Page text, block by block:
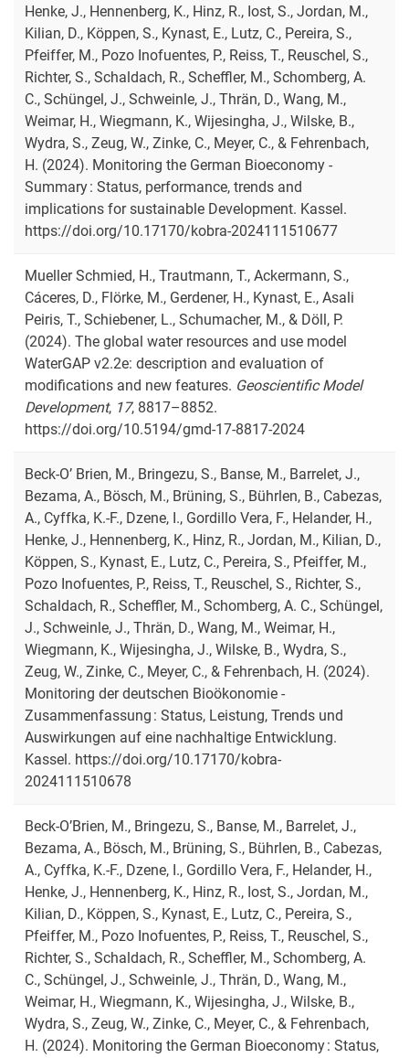
Henke, J., Hennenberg, K., Hinz, R., Iost, S., Jordan, M.,
Kilian, D., Köppen, S., Kynast, E., Lutz, C., Pereira, S.,
Pfeiffer, M., Pozo Inofuentes, P., Reiss, T., Reuschel, S.,
Richter, S., Schaldach, R., Scheffler, M., Schomberg, A.
C., Schüngel, J., Schweinle, J., Thrän, D., Wang, M.,
Weimar, H., Wiegmann, K., Wijesingha, J., Wilske, B.,
Wydra, S., Zeug, W., Zinke, C., Meyer, C., & Fehrenbach,
H. (2024). Monitoring the German Bioeconomy -
Summary : Status, performance, trends and
implications for sustainable Development. Kassel.
https://doi.org/10.17170/kobra-2024111510677
Mueller Schmied, H., Trautmann, T., Ackermann, S.,
Cáceres, D., Flörke, M., Gerdener, H., Kynast, E., Asali
Peiris, T., Schiebener, L., Schumacher, M., & Döll, P.
(2024). The global water resources and use model
WaterGAP v2.2e: description and evaluation of
modifications and new features. Geoscientific Model
Development, 17, 8817–8852.
https://doi.org/10.5194/gmd-17-8817-2024
Beck-O’ Brien, M., Bringezu, S., Banse, M., Barrelet, J.,
Bezama, A., Bösch, M., Brüning, S., Bührlen, B., Cabezas,
A., Cyffka, K.-F., Dzene, I., Gordillo Vera, F., Helander, H.,
Henke, J., Hennenberg, K., Hinz, R., Jordan, M., Kilian, D.,
Köppen, S., Kynast, E., Lutz, C., Pereira, S., Pfeiffer, M.,
Pozo Inofuentes, P., Reiss, T., Reuschel, S., Richter, S.,
Schaldach, R., Scheffler, M., Schomberg, A. C., Schüngel,
J., Schweinle, J., Thrän, D., Wang, M., Weimar, H.,
Wiegmann, K., Wijesingha, J., Wilske, B., Wydra, S.,
Zeug, W., Zinke, C., Meyer, C., & Fehrenbach, H. (2024).
Monitoring der deutschen Bioökonomie -
Zusammenfassung : Status, Leistung, Trends und
Auswirkungen auf eine nachhaltige Entwicklung.
Kassel. https://doi.org/10.17170/kobra-
2024111510678
Beck-O’Brien, M., Bringezu, S., Banse, M., Barrelet, J.,
Bezama, A., Bösch, M., Brüning, S., Bührlen, B., Cabezas,
A., Cyffka, K.-F., Dzene, I., Gordillo Vera, F., Helander, H.,
Henke, J., Hennenberg, K., Hinz, R., Iost, S., Jordan, M.,
Kilian, D., Köppen, S., Kynast, E., Lutz, C., Pereira, S.,
Pfeiffer, M., Pozo Inofuentes, P., Reiss, T., Reuschel, S.,
Richter, S., Schaldach, R., Scheffler, M., Schomberg, A.
C., Schüngel, J., Schweinle, J., Thrän, D., Wang, M.,
Weimar, H., Wiegmann, K., Wijesingha, J., Wilske, B.,
Wydra, S., Zeug, W., Zinke, C., Meyer, C., & Fehrenbach,
H. (2024). Monitoring the German Bioeconomy : Status,